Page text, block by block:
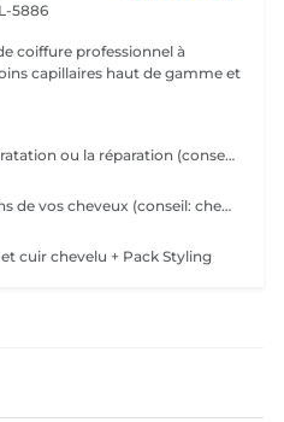
5886
coiffure professionnel à
capillaires haut de gamme et
Un masque pour la brillance, l'hydratation ou la réparation (conseil: cheveux moyen/épais avec un besoin d'hydratation) + Styling
Un soin booster adapté aux besoins de vos cheveux (conseil: cheveux moyen/épais besoin de nutrition et réparation)
cuir chevelu + Pack Styling